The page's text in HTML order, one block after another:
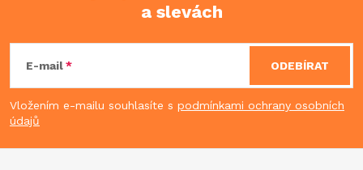
p
a
a slevách
E-mail
Vložením e-mailu souhlasíte s podmínkami ochrany osobních
údajů
ODEBÍRAT